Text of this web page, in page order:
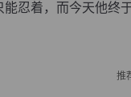
忍着，而今天他终
推